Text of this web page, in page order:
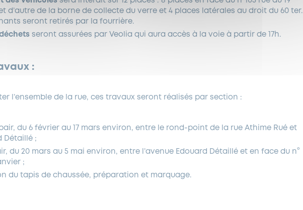
d’autre de la borne de collecte du verre et 4 places latérales au droit du 60 ter.
seront retirés par la fourrière.
seront assurées par Veolia qui aura accès à la voie à partir de 17h.
:
l’ensemble de la rue, ces travaux seront réalisés par section :
du 6 février au 17 mars environ, entre le rond-point de la rue Athime Rué et
Détaillé ;
du 20 mars au 5 mai environ, entre l’avenue Edouard Détaillé et en face du n°
;
du tapis de chaussée, préparation et marquage.